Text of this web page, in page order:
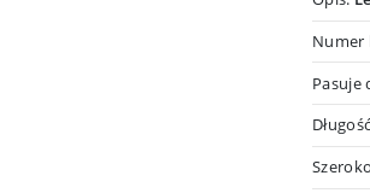
Numer
Pasuje